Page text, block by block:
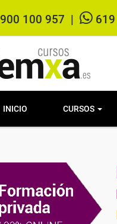
900 100 957
INICIO CURSOS